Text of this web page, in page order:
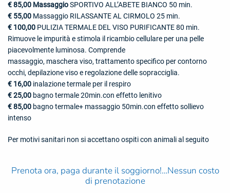
€ 85,00 MassaggioSPORTIVO ALL’ABETE BIANCO 50 min.
€ 55,00 Massaggio RILASSANTE AL CIRMOLO 25 min.
€ 100,00 PULIZIA TERMALE DEL VISO PURIFICANTE 80 min.
Rimuove le impurità e stimola il ricambio cellulare per una pelle
piacevolmente luminosa. Comprende
massaggio, maschera viso, trattamento specifico per contorno
occhi, depilazione viso e regolazione delle sopracciglia.
€ 16,00 inalazione termale per il respiro
€ 25,00 bagno termale 20min.con effetto lenitivo
€ 85,00 bagno termale+ massaggio 50min.con effetto sollievo
intenso
Per motivi sanitari non si accettano ospiti con animali al seguito
Prenota ora, paga durante il soggiorno!…Nessun costo
di prenotazione